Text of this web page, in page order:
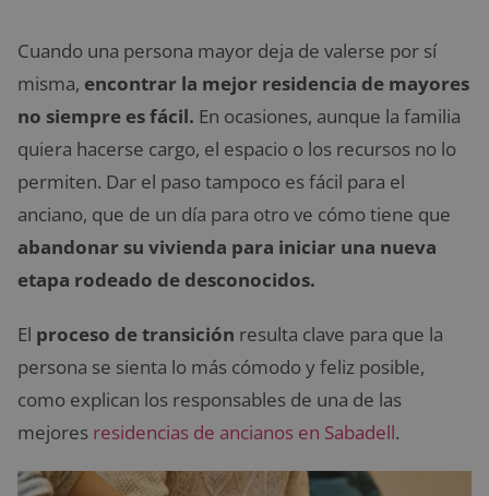
Cuando una persona mayor deja de valerse por sí
misma, encontrar la mejor residencia de mayores
no siempre es fácil. En ocasiones, aunque la familia
quiera hacerse cargo, el espacio o los recursos no lo
permiten. Dar el paso tampoco es fácil para el
anciano, que de un día para otro ve cómo tiene que
abandonar su vivienda para iniciar una nueva
etapa rodeado de desconocidos.
El proceso de transición resulta clave para que la
persona se sienta lo más cómodo y feliz posible,
como explican los responsables de una de las
mejores residencias de ancianos en Sabadell.